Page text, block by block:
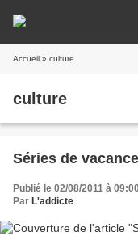
Accueil » culture
culture
Séries de
Publié le 02/08/2011 à
Par L'addicte